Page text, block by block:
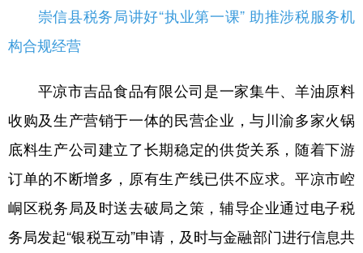
崇信县税务局讲好“执业第一课” 助推涉税服务机
构合规经营
平凉市吉品食品有限公司是一家集牛、羊油原料
收购及生产营销于一体的民营企业，与川渝多家火锅
底料生产公司建立了长期稳定的供货关系，随着下游
订单的不断增多，原有生产线已供不应求。平凉市崆
峒区税务局及时送去破局之策，辅导企业通过电子税
务局发起“银税互动”申请，及时与金融部门进行信息共